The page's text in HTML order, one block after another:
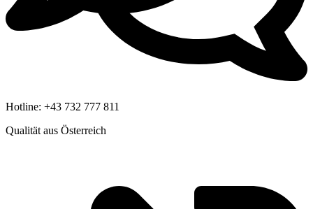
Hotline: +43 732 777 811
Qualität aus Österreich